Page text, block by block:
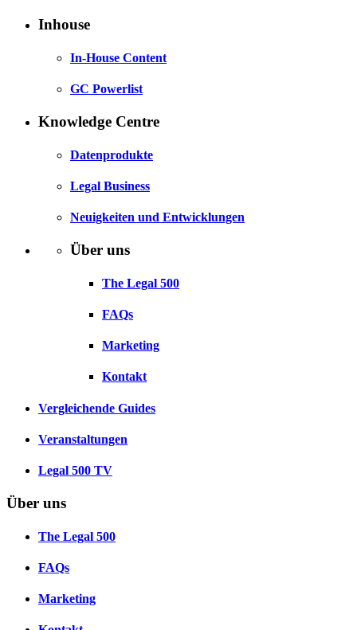
Inhouse
In-House Content
GC Powerlist
Knowledge Centre
Datenprodukte
Legal Business
Neuigkeiten und Entwicklungen
Über uns
The Legal 500
FAQs
Marketing
Kontakt
Vergleichende Guides
Veranstaltungen
Legal 500 TV
Über uns
The Legal 500
FAQs
Marketing